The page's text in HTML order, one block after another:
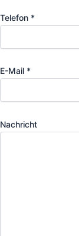
Telefon *
E-Mail *
Nachricht